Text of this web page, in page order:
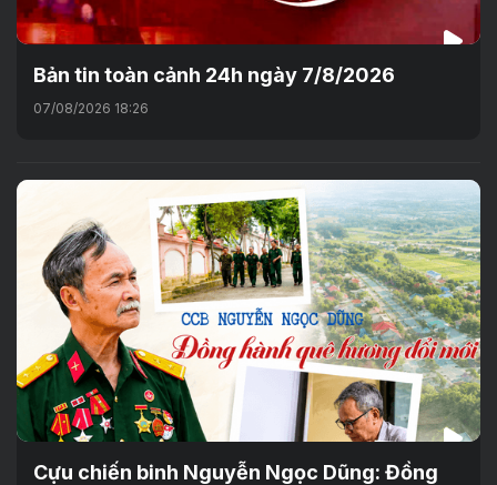
Bản tin toàn cảnh 24h ngày 7/8/2026
07/08/2026 18:26
Cựu chiến binh Nguyễn Ngọc Dũng: Đồng